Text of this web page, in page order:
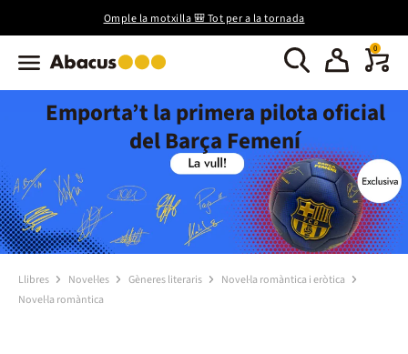
Omple la motxilla 🎒 Tot per a la tornada
0
Emporta’t la primera pilota oficial
del Barça Femení
Llibres Novel·les Gèneres literaris
Novel·la romàntica i eròtica
Novel·la romàntica